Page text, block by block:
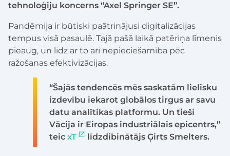
tehnoloģiju koncerns “Axel Springer SE”.
Pandēmija ir būtiski paātrinājusi digitalizācijas
tempus visā pasaulē. Tajā pašā laikā patēriņa līmenis
pieaug, un līdz ar to arī nepieciešamība pēc
ražošanas efektivizācijas.
“Šajās tendencēs mēs saskatām lielisku
izdevību iekarot globālos tirgus ar savu
datu analītikas platformu. Un tieši
Vācija ir Eiropas industriālais epicentrs,”
teic xT līdzdibinātājs Ģirts Smelters.